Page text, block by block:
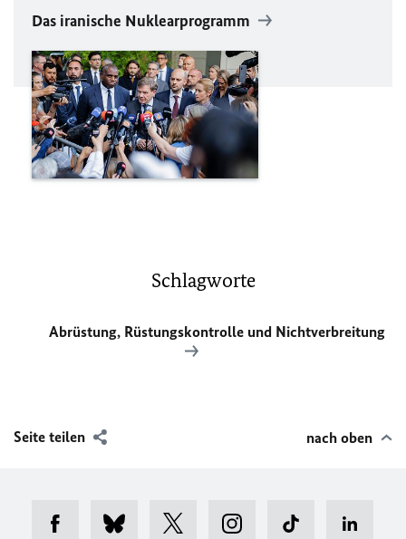
Das iranische Nuklearprogramm
Schlagworte
Abrüstung, Rüstungskontrolle und Nichtverbreitung
Seite teilen nach oben